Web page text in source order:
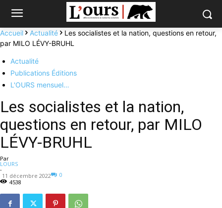
Accueil Actualité
Les socialistes et la nation, questions en retour,
par MILO LÉVY-BRUHL
Actualité
Publications Éditions
L'OURS mensuel…
Les socialistes et la nation,
questions en retour, par MILO
LÉVY-BRUHL
Par
LOURS
-
11 décembre 2022
0
4538